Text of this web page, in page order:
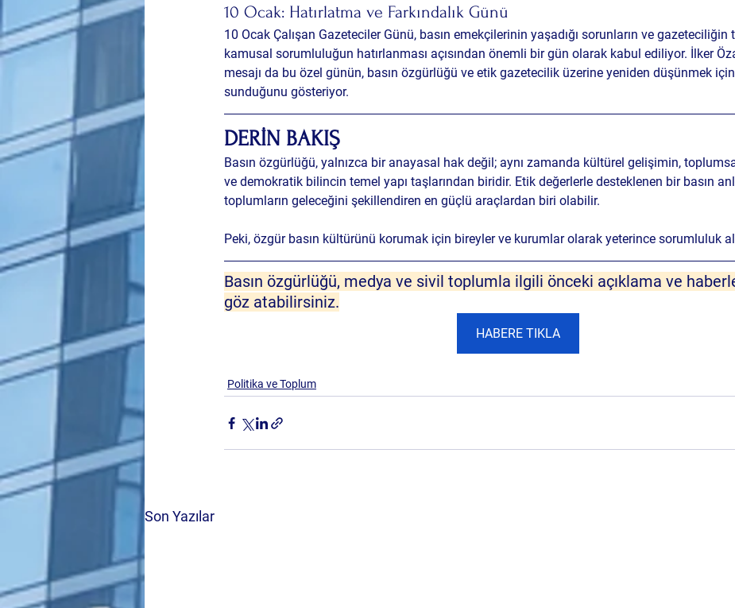
10 Ocak: Hatırlatma ve Farkındalık Günü
10 Ocak Çalışan Gazeteciler Günü, basın emekçilerinin yaşadığı sorunların ve gazeteciliğin
kamusal sorumluluğun hatırlanması açısından önemli bir gün olarak kabul ediliyor. İlker
mesajı da bu özel günün, basın özgürlüğü ve etik gazetecilik üzerine yeniden düşünmek
sunduğunu gösteriyor.
DERİN BAKIŞ
Basın özgürlüğü, yalnızca bir anayasal hak değil; aynı zamanda kültürel gelişimin,
ve demokratik bilincin temel yapı taşlarından biridir. Etik değerlerle desteklenen bir basın
toplumların geleceğini şekillendiren en güçlü araçlardan biri olabilir.
Peki, özgür basın kültürünü korumak için bireyler ve kurumlar olarak yeterince sorumluluk
Basın özgürlüğü, medya ve sivil toplumla ilgili önceki açıklama ve
göz atabilirsiniz.
HABERE TIKLA
Politika ve Toplum
Son Yazılar